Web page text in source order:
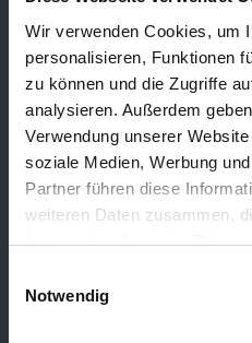
Wir verwenden Cookies, um
personalisieren, Funktionen
zu können und die Zugriffe
analysieren. Außerdem
Verwendung unserer
soziale Medien, Werbung
Partner führen diese
weiteren Daten zusammen,
haben oder die sie im
Notwendig
Design Bodenbeläge
Textile Bodenbeläge
Elastische Bodenbeläge
Laminat
Parkett